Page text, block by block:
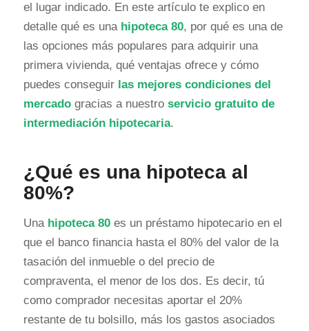
el lugar indicado. En este artículo te explico en
detalle qué es una hipoteca 80, por qué es una de
las opciones más populares para adquirir una
primera vivienda, qué ventajas ofrece y cómo
puedes conseguir las mejores condiciones del
mercadogracias a nuestro servicio gratuito de
intermediación hipotecaria.
¿Qué es una hipoteca al
80%?
Una hipoteca 80es un préstamo hipotecario en el
que el banco financia hasta el 80% del valor de la
tasación del inmueble o del precio de
compraventa, el menor de los dos. Es decir, tú
como comprador necesitas aportar el 20%
restante de tu bolsillo, más los gastos asociados